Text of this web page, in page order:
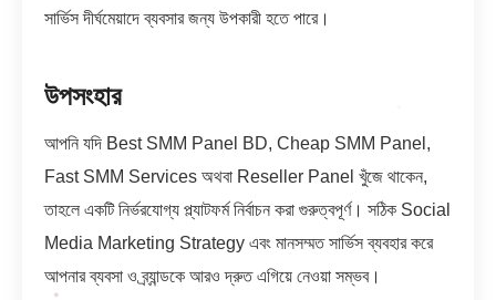
সার্ভিস দীর্ঘমেয়াদে ব্যবসার জন্য উপকারী হতে পারে।
উপসংহার
আপনি যদি Best SMM Panel BD, Cheap SMM Panel,
Fast SMM Services অথবা Reseller Panel খুঁজে থাকেন,
তাহলে একটি নির্ভরযোগ্য প্ল্যাটফর্ম নির্বাচন করা গুরুত্বপূর্ণ। সঠিক Social
Media Marketing Strategy এবং মানসম্মত সার্ভিস ব্যবহার করে
আপনার ব্যবসা ও ব্র্যান্ডকে আরও দ্রুত এগিয়ে নেওয়া সম্ভব।